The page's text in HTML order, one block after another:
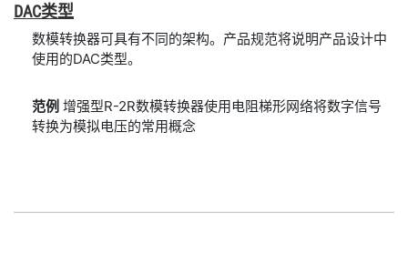
DAC类型
数模转换器可具有不同的架构。产品规范将说明产品设计中
使用的DAC类型。
范例 增强型R-2R数模转换器使用电阻梯形网络将数字信号
转换为模拟电压的常用概念